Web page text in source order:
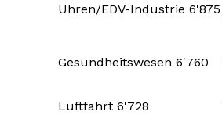
Uhren/EDV-Industrie 6'875
Gesundheitswesen 6'760
Luftfahrt 6'728